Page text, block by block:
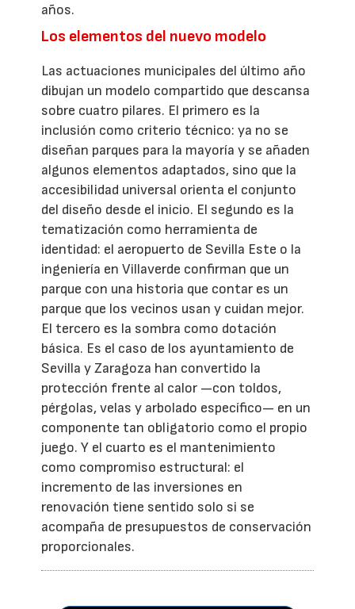
años.
Los elementos del nuevo modelo
Las actuaciones municipales del último año
dibujan un modelo compartido que descansa
sobre cuatro pilares. El primero es la
inclusión como criterio técnico: ya no se
diseñan parques para la mayoría y se añaden
algunos elementos adaptados, sino que la
accesibilidad universal orienta el conjunto
del diseño desde el inicio. El segundo es la
tematización como herramienta de
identidad: el aeropuerto de Sevilla Este o la
ingeniería en Villaverde confirman que un
parque con una historia que contar es un
parque que los vecinos usan y cuidan mejor.
El tercero es la sombra como dotación
básica. Es el caso de los ayuntamiento de
Sevilla y Zaragoza han convertido la
protección frente al calor —con toldos,
pérgolas, velas y arbolado específico— en un
componente tan obligatorio como el propio
juego. Y el cuarto es el mantenimiento
como compromiso estructural: el
incremento de las inversiones en
renovación tiene sentido solo si se
acompaña de presupuestos de conservación
proporcionales.